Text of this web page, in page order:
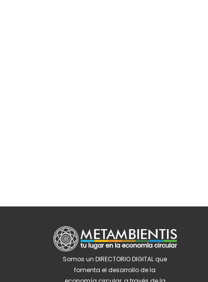
Somos un DIRECTORIO DIGITAL que
fomenta el desarrollo de la